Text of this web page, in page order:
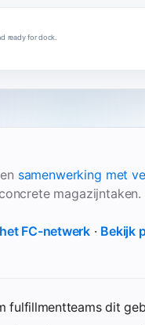
ready for dock.
samenwerking met
concrete magazijntaken.
FC-netwerk · Bekijk
fulfillmentteams dit